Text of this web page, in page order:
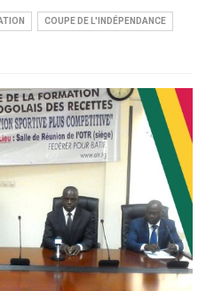
COUPE DE L'INDÉPENDANCE